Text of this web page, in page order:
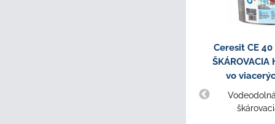
Ceresit CE 40
ŠKÁROVACIA
vo